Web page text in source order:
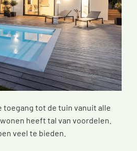
toegang tot de tuin vanuit alle
heeft tal van voordelen.
veel te bieden.